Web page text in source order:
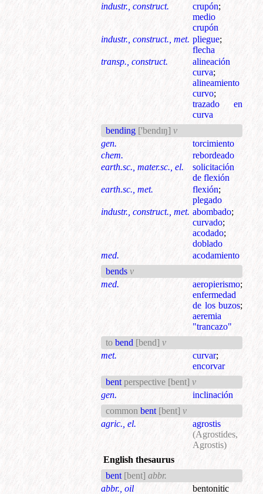
industr., construct.
crupón;
medio
crupón
industr., construct., met. pliegue;
flecha
transp., construct.
alineación
curva;
alineamiento
curvo;
trazado en
curva
bending ['bendɪŋ] v
gen.
torcimiento
chem.
rebordeado
earth.sc., mater.sc., el.
solicitación
de flexión
earth.sc., met.
flexión;
plegado
industr., construct., met. abombado;
curvado;
acodado;
doblado
med.
acodamiento
bends v
med.
aeropierismo;
enfermedad
de los buzos;
aeremia
"trancazo"
to bend [bend] v
met.
curvar;
encorvar
bentperspective [bent] v
gen.
inclinación
common bent [bent] v
agric., el.
agrostis
(Agrostides,
Agrostis)
English thesaurus
bent [bent] abbr.
abbr., oil
bentonitic